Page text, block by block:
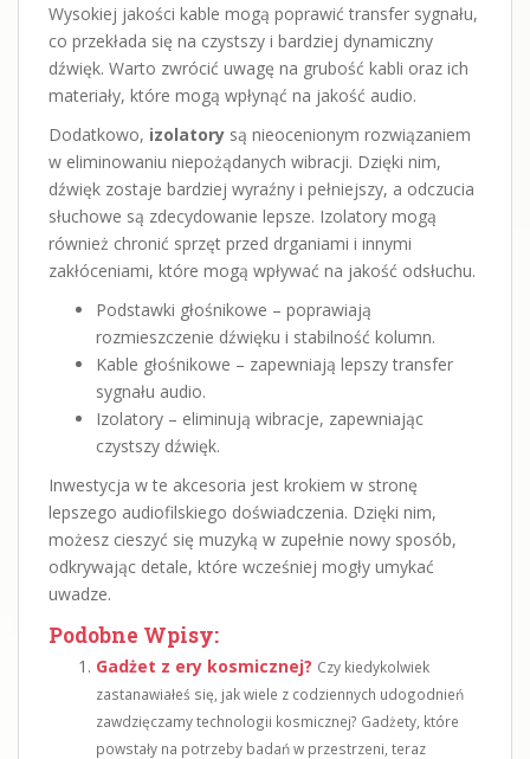
Wysokiej jakości kable mogą poprawić transfer sygnału,
co przekłada się na czystszy i bardziej dynamiczny
dźwięk. Warto zwrócić uwagę na grubość kabli oraz ich
materiały, które mogą wpłynąć na jakość audio.
Dodatkowo, izolatory są nieocenionym rozwiązaniem
w eliminowaniu niepożądanych wibracji. Dzięki nim,
dźwięk zostaje bardziej wyraźny i pełniejszy, a odczucia
słuchowe są zdecydowanie lepsze. Izolatory mogą
również chronić sprzęt przed drganiami i innymi
zakłóceniami, które mogą wpływać na jakość odsłuchu.
Podstawki głośnikowe – poprawiają
rozmieszczenie dźwięku i stabilność kolumn.
Kable głośnikowe – zapewniają lepszy transfer
sygnału audio.
Izolatory – eliminują wibracje, zapewniając
czystszy dźwięk.
Inwestycja w te akcesoria jest krokiem w stronę
lepszego audiofilskiego doświadczenia. Dzięki nim,
możesz cieszyć się muzyką w zupełnie nowy sposób,
odkrywając detale, które wcześniej mogły umykać
uwadze.
Podobne Wpisy:
Gadżet z ery kosmicznej? Czy kiedykolwiek
zastanawiałeś się, jak wiele z codziennych udogodnień
zawdzięczamy technologii kosmicznej? Gadżety, które
powstały na potrzeby badań w przestrzeni, teraz